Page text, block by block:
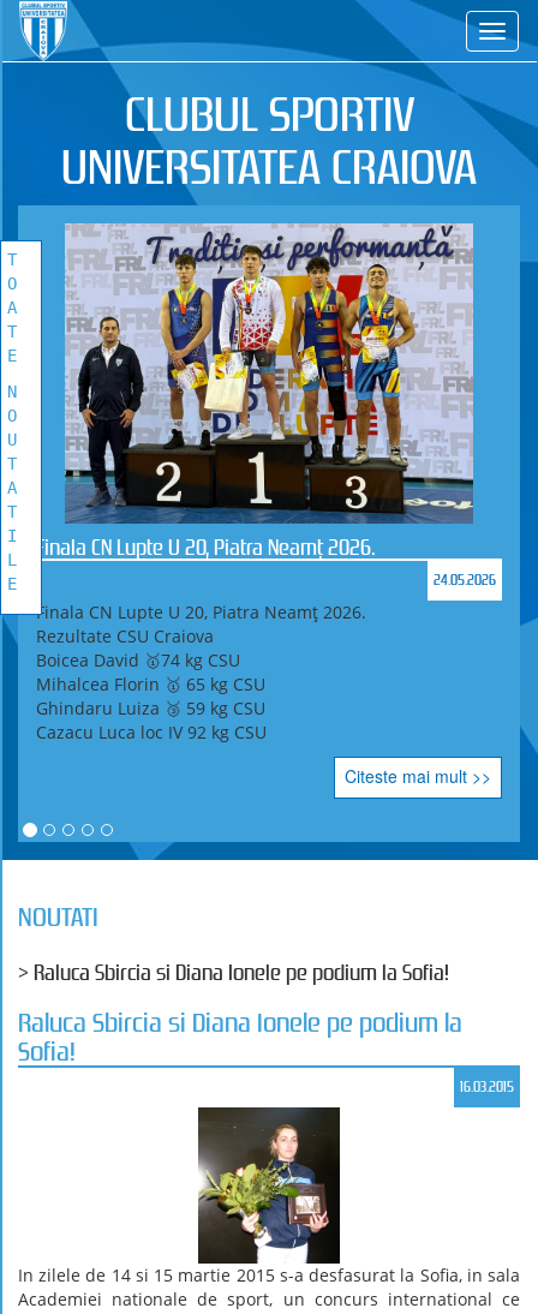
CS
CLUBUL SPORTIV
UNIVERSITATEA CRAIOVA
Finala CN Lupte U 20, Piatra Neamț 2026.
24.05.2026
Finala CN Lupte U 20, Piatra Neamț 2026.
Rezultate CSU Craiova
Boicea David 🥇74 kg CSU
Mihalcea Florin 🥇 65 kg CSU
Ghindaru Luiza 🥉 59 kg CSU
Cazacu Luca loc IV 92 kg CSU
Citeste mai mult >>
NOUTATI
> Raluca Sbircia si Diana Ionele pe podium la Sofia!
Raluca Sbircia si Diana Ionele pe podium la
Sofia!
16.03.2015
In zilele de 14 si 15 martie 2015 s-a desfasurat la Sofia, in sala
Academiei nationale de sport, un concurs international ce
TOATE
NOUTATILE
Vezi toate stirile!
T
O
A
T
E
N
O
U
T
A
T
I
L
E